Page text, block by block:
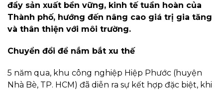
đẩy sản xuất bền vững, kinh tế tuần hoàn của
Thành phố, hướng đến nâng cao giá trị gia tăng
và thân thiện với môi trường.
Chuyển đổi để nắm bắt xu thế
5 năm qua, khu công nghiệp Hiệp Phước (huyện
Nhà Bè, TP. HCM) đã diễn ra sự kết hợp đặc biệt, khi